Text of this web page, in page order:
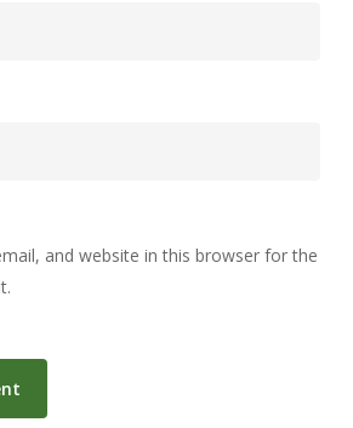
and website in this browser for the